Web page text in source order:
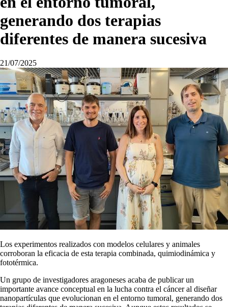
generando dos terapias
diferentes de manera sucesiva
21/07/2025
Los experimentos realizados con modelos celulares y animales
corroboran la eficacia de esta terapia combinada, quimiodinámica y
fototérmica.
Un grupo de investigadores aragoneses acaba de publicar un
importante avance conceptual en la lucha contra el cáncer al diseñar
nanopartículas que evolucionan en el entorno tumoral, generando dos